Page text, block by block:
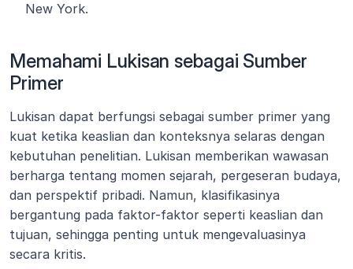
New York.
Memahami Lukisan sebagai Sumber
Primer
Lukisan dapat berfungsi sebagai sumber primer yang
kuat ketika keaslian dan konteksnya selaras dengan
kebutuhan penelitian. Lukisan memberikan wawasan
berharga tentang momen sejarah, pergeseran budaya,
dan perspektif pribadi. Namun, klasifikasinya
bergantung pada faktor-faktor seperti keaslian dan
tujuan, sehingga penting untuk mengevaluasinya
secara kritis.